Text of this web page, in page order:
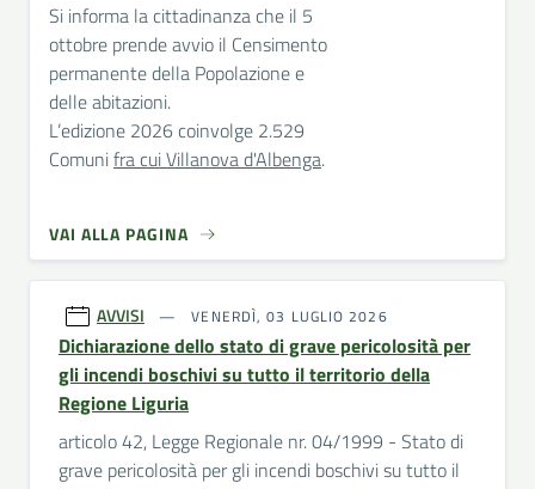
Si informa la cittadinanza che il 5
ottobre prende avvio il Censimento
permanente della Popolazione e
delle abitazioni.
L’edizione 2026 coinvolge 2.529
Comunifra cui Villanova d'Albenga.
VAI ALLA PAGINA
AVVISI VENERDÌ, 03 LUGLIO 2026
Dichiarazione dello stato di grave pericolosità per
gli incendi boschivi su tutto il territorio della
Regione Liguria
articolo 42, Legge Regionale nr. 04/1999 - Stato di
grave pericolosità per gli incendi boschivi su tutto il